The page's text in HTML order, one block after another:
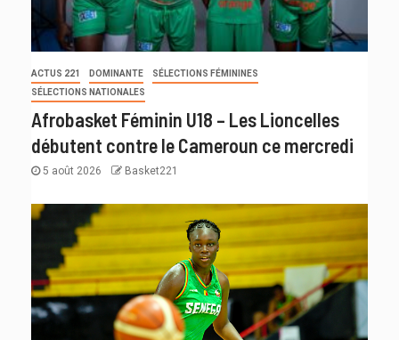
ACTUS 221 DOMINANTE
SÉLECTIONS FÉMININES
SÉLECTIONS NATIONALES
Afrobasket Féminin U18 – Les Lioncelles
débutent contre le Cameroun ce mercredi
5 août 2026 Basket221